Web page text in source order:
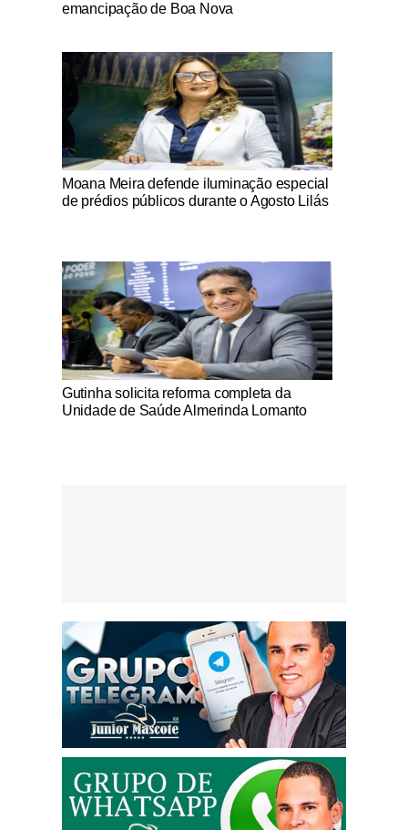
emancipação de Boa Nova
Notícias Católicas
Moana Meira defende iluminação especial
de prédios públicos durante o Agosto Lilás
Notícias Católicas
Gutinha solicita reforma completa da
Unidade de Saúde Almerinda Lomanto